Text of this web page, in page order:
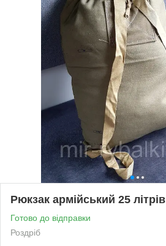
Рюкзак армійський 25 літрів
Готово до відправки
Роздріб